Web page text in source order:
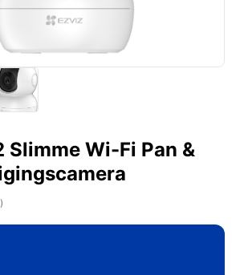
Slimme Wi-Fi Pan &